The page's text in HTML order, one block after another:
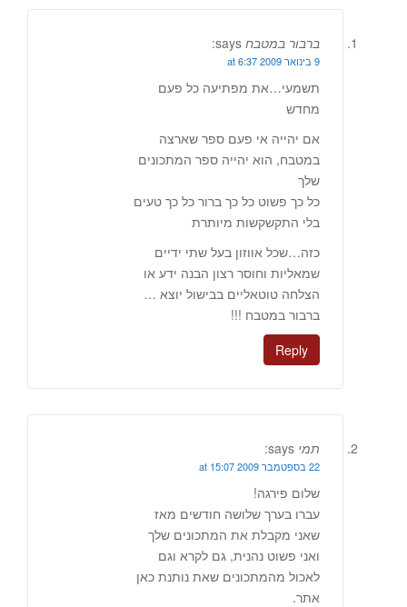
ברבור במטבח says:
9 בינואר 2009 at 6:37
תשמעי…את מפתיעה כל פעם
מחדש
אם יהייה אי פעם ספר שארצה
במטבח, הוא יהייה ספר המתכונים
שלך
כל כך פשוט כל כך ברור כל כך טעים
בלי התקשקשות מיותרת
כזה…שכל אווזון בעל שתי ידיים
שמאליות וחוסר רצון הבנה ידע או
הצלחה טוטאליים בבישול יוצא …
ברבור במטבח !!!
Reply
תמי says:
22 בספטמבר 2009 at 15:07
שלום פירגה!
עברו בערך שלושה חודשים מאז
שאני מקבלת את המתכונים שלך
ואני פשוט נהנית, גם לקרא וגם
לאכול מהמתכונים שאת נותנת כאן
אתר.